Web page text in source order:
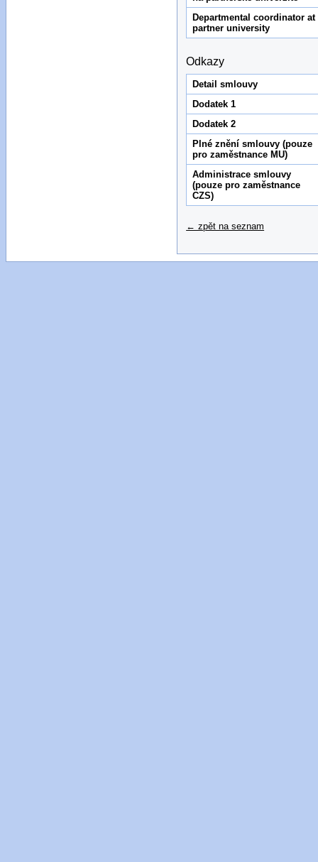
Departmental coordinator at
partner university
Odkazy
Detail smlouvy
Dodatek 1
Dodatek 2
Plné znění smlouvy (pouze
pro zaměstnance MU)
Administrace smlouvy
(pouze pro zaměstnance
CZS)
← zpět na seznam